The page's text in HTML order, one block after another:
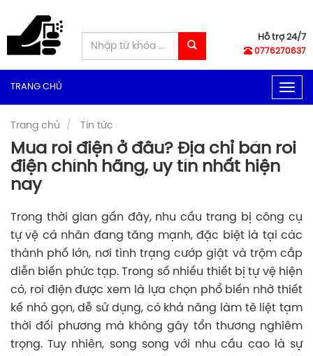
Hỗ trợ 24/7
0776270637
TRANG CHỦ
Trang chủ Tin tức
Mua roi điện ở đâu? Địa chỉ bán roi
điện chính hãng, uy tín nhất hiện
nay
Trong thời gian gần đây, nhu cầu trang bị công cụ
tự vệ cá nhân đang tăng mạnh, đặc biệt là tại các
thành phố lớn, nơi tình trạng cướp giật và trộm cắp
diễn biến phức tạp. Trong số nhiều thiết bị tự vệ hiện
có, roi điện được xem là lựa chọn phổ biến nhờ thiết
kế nhỏ gọn, dễ sử dụng, có khả năng làm tê liệt tạm
thời đối phương mà không gây tổn thương nghiêm
trọng. Tuy nhiên, song song với nhu cầu cao là sự